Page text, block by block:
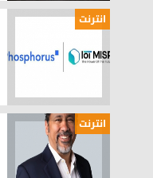
انترنت
انترنت